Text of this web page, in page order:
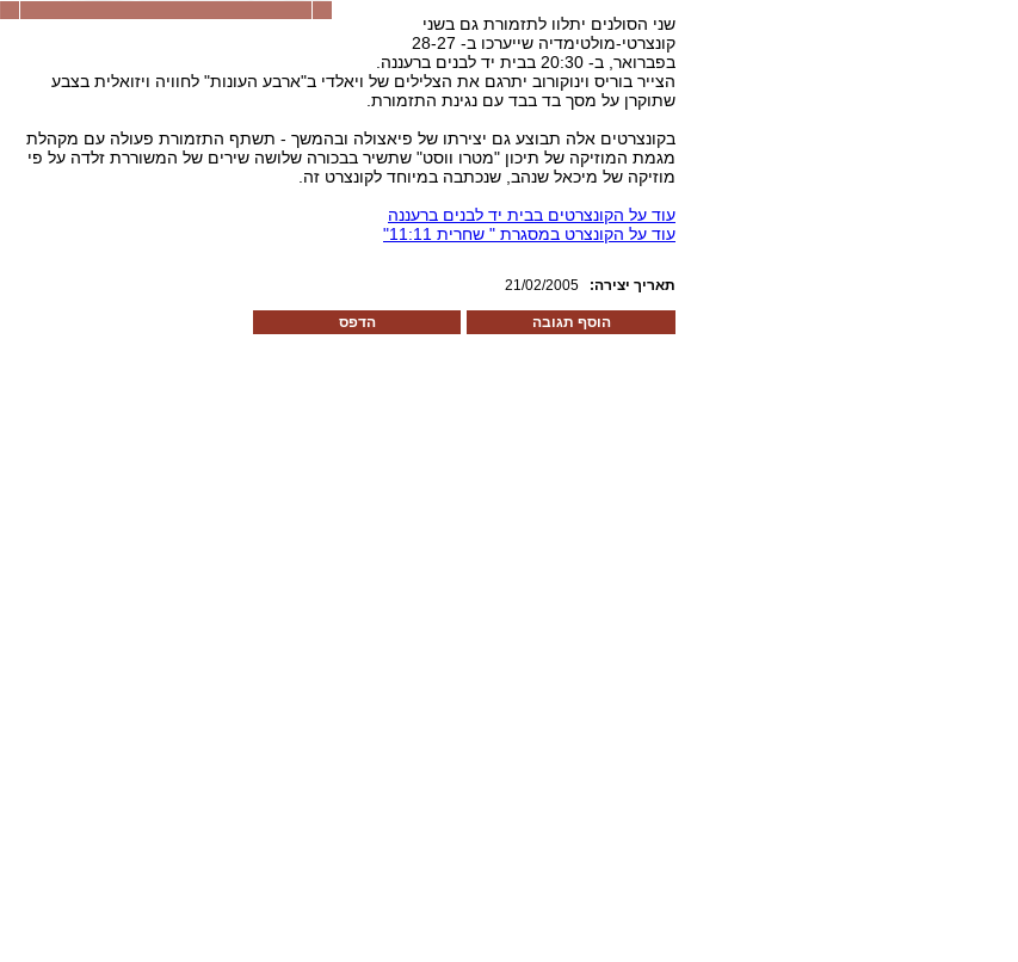
שני הסולנים יתלוו לתזמורת גם בשני
קונצרטי-מולטימדיה שייערכו ב- 28-27
בפברואר, ב- 20:30 בבית יד לבנים ברעננה.
הצייר בוריס וינוקורוב יתרגם את הצלילים של ויאלדי ב"ארבע העונות" לחוויה ויזואלית בצבע
שתוקרן על מסך בד בבד עם נגינת התזמורת.
בקונצרטים אלה תבוצע גם יצירתו של פיאצולה ובהמשך - תשתף התזמורת פעולה עם מקהלת
מגמת המוזיקה של תיכון "מטרו ווסט" שתשיר בבכורה שלושה שירים של המשוררת זלדה על פי
מוזיקה של מיכאל שנהב, שנכתבה במיוחד לקונצרט זה.
עוד על הקונצרטים בבית יד לבנים ברעננה
עוד על הקונצרט במסגרת " שחרית 11:11"
21/02/2005 :תאריך יצירה
הדפס הוסף תגובה